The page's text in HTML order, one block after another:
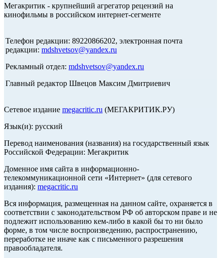
Мегакритик - крупнейший агрегатор рецензий на
кинофильмы в российском интернет-сегменте
Телефон редакции: 89220866202, электронная почта
редакции: mdshvetsov@yandex.ru
Рекламный отдел: mdshvetsov@yandex.ru
Главный редактор Швецов Максим Дмитриевич
Сетевое издание megacritic.ru (МЕГАКРИТИК.РУ)
Язык(и): русский
Перевод наименования (названия) на государственный язык
Российской Федерации: Мегакритик
Доменное имя сайта в информационно-
телекоммуникационной сети «Интернет» (для сетевого
издания): megacritic.ru
Вся информация, размещенная на данном сайте, охраняется в
соответствии с законодательством РФ об авторском праве и не
подлежит использованию кем-либо в какой бы то ни было
форме, в том числе воспроизведению, распространению,
переработке не иначе как с письменного разрешения
правообладателя.